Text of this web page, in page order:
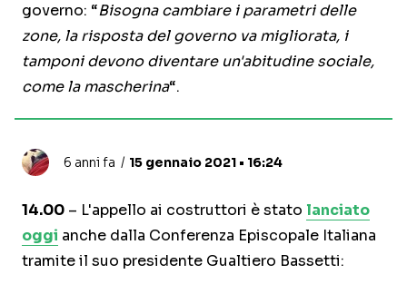
governo: “Bisogna cambiare i parametri delle
zone, la risposta del governo va migliorata, i
tamponi devono diventare un'abitudine sociale,
come la mascherina“.
6 anni fa 15 gennaio 2021 • 16:24
14.00 – L'appello ai costruttori è stato lanciato
oggi anche dalla Conferenza Episcopale Italiana
tramite il suo presidente Gualtiero Bassetti: